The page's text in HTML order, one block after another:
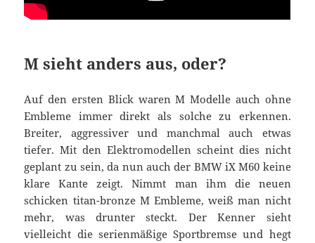
M sieht anders aus, oder?
Auf den ersten Blick waren M Modelle auch ohne
Embleme immer direkt als solche zu erkennen.
Breiter, aggressiver und manchmal auch etwas
tiefer. Mit den Elektromodellen scheint dies nicht
geplant zu sein, da nun auch der BMW iX M60 keine
klare Kante zeigt. Nimmt man ihm die neuen
schicken titan-bronze M Embleme, weiß man nicht
mehr, was drunter steckt. Der Kenner sieht
vielleicht die serienmäßige Sportbremse und hegt